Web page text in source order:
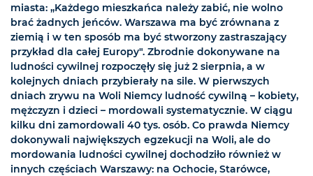
miasta: „Każdego mieszkańca należy zabić, nie wolno
brać żadnych jeńców. Warszawa ma być zrównana z
ziemią i w ten sposób ma być stworzony zastraszający
przykład dla całej Europy". Zbrodnie dokonywane na
ludności cywilnej rozpoczęły się już 2 sierpnia, a w
kolejnych dniach przybierały na sile. W pierwszych
dniach zrywu na Woli Niemcy ludność cywilną – kobiety,
mężczyzn i dzieci – mordowali systematycznie. W ciągu
kilku dni zamordowali 40 tys. osób. Co prawda Niemcy
dokonywali największych egzekucji na Woli, ale do
mordowania ludności cywilnej dochodziło również w
innych częściach Warszawy: na Ochocie, Starówce,